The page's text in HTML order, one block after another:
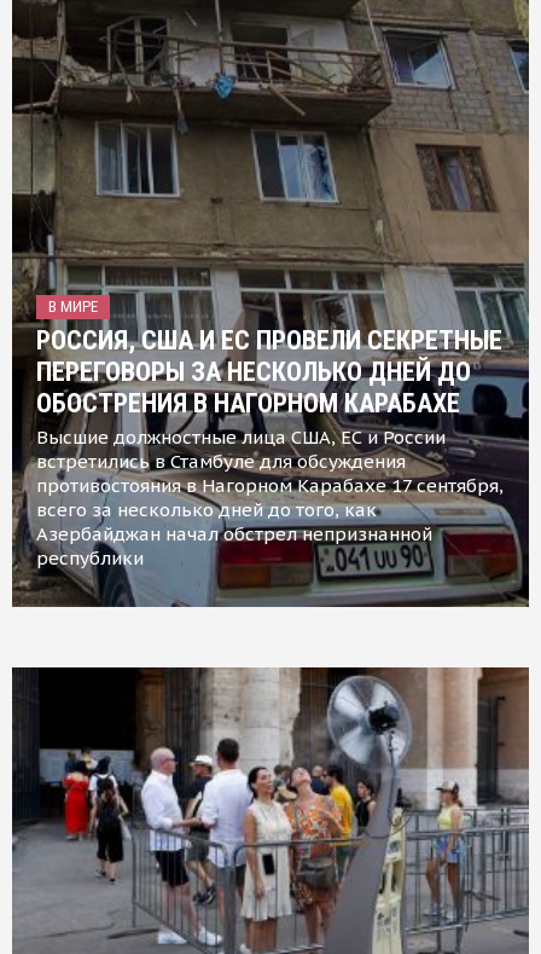
В МИРЕ
РОССИЯ, США И ЕС ПРОВЕЛИ СЕКРЕТНЫЕ
ПЕРЕГОВОРЫ ЗА НЕСКОЛЬКО ДНЕЙ ДО
ОБОСТРЕНИЯ В НАГОРНОМ КАРАБАХЕ
Высшие должностные лица США, ЕС и России
встретились в Стамбуле для обсуждения
противостояния в Нагорном Карабахе 17 сентября,
всего за несколько дней до того, как
Азербайджан начал обстрел непризнанной
республики